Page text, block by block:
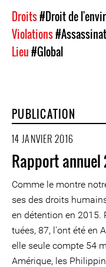
Droits#Droit de
Violations#Assassinat
Lieu#Global
PUBLICATION
14 JANVIER 2016
Rapport annuel
Comme le montre
ses des droits
en détention en 2015.
tuées, 87, l'ont été en
elle seule compte 54
Amérique, les